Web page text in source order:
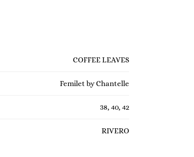
COFFEE LEAVES
Femilet by Chantelle
38, 40, 42
RIVERO